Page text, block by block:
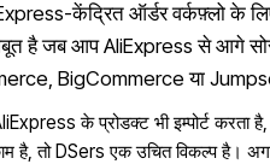
केंद्रित ऑर्डर वर्कफ़्लो के
है जब आप AliExpress से आगे
BigCommerce या
के प्रोडक्ट भी इम्पोर्ट
है, तो DSers एक उचित विकल्प है।